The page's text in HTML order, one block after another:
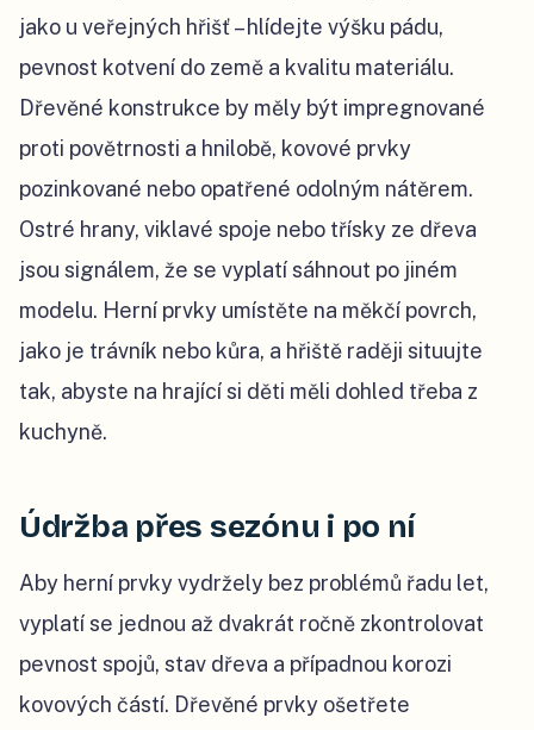
jako u veřejných hřišť – hlídejte výšku pádu,
pevnost kotvení do země a kvalitu materiálu.
Dřevěné konstrukce by měly být impregnované
proti povětrnosti a hnilobě, kovové prvky
pozinkované nebo opatřené odolným nátěrem.
Ostré hrany, viklavé spoje nebo třísky ze dřeva
jsou signálem, že se vyplatí sáhnout po jiném
modelu. Herní prvky umístěte na měkčí povrch,
jako je trávník nebo kůra, a hřiště raději situujte
tak, abyste na hrající si děti měli dohled třeba z
kuchyně.
Údržba přes sezónu i po ní
Aby herní prvky vydržely bez problémů řadu let,
vyplatí se jednou až dvakrát ročně zkontrolovat
pevnost spojů, stav dřeva a případnou korozi
kovových částí. Dřevěné prvky ošetřete